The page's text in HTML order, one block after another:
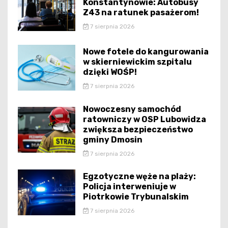
Konstantynowie: Autobusy
Z43 na ratunek pasażerom!
7 sierpnia 2026
Nowe fotele do kangurowania
w skierniewickim szpitalu
dzięki WOŚP!
7 sierpnia 2026
Nowoczesny samochód
ratowniczy w OSP Lubowidza
zwiększa bezpieczeństwo
gminy Dmosin
7 sierpnia 2026
Egzotyczne węże na plaży:
Policja interweniuje w
Piotrkowie Trybunalskim
7 sierpnia 2026